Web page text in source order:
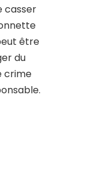
casser
être
du
crime